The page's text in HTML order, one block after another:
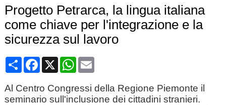
Progetto Petrarca, la lingua italiana
come chiave per l'integrazione e la
sicurezza sul lavoro
CondividiFacebook
X WhatsApp
Email
Al Centro Congressi della Regione Piemonte il
seminario sull'inclusione dei cittadini stranieri.